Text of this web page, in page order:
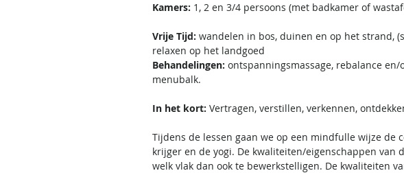
Kamers: 1, 2 en 3/4 persoons (met badkamer of
Vrije Tijd: wandelen in bos, duinen en op het strand,
relaxen op het landgoed
Behandelingen: ontspanningsmassage, rebalance
menubalk.
In het kort: Vertragen, verstillen, verkennen,
Tijdens de lessen gaan we op een mindfulle wijze de
krijger en de yogi. De kwaliteiten/eigenschappen van
welk vlak dan ook te bewerkstelligen. De kwaliteiten